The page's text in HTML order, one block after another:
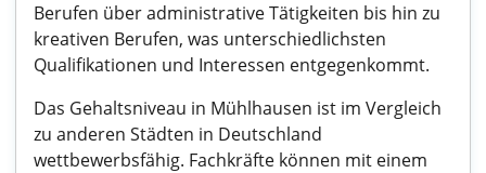
Berufen über administrative Tätigkeiten bis hin zu
kreativen Berufen, was unterschiedlichsten
Qualifikationen und Interessen entgegenkommt.
Das Gehaltsniveau in Mühlhausen ist im Vergleich
zu anderen Städten in Deutschland
wettbewerbsfähig. Fachkräfte können mit einem